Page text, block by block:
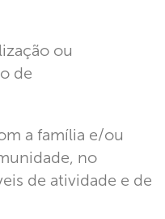
ou
de
a família e/ou
no
de atividade e de